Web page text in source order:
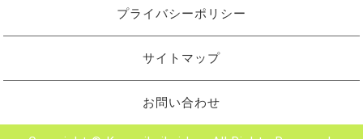
プライバシーポリシー
サイトマップ
お問い合わせ